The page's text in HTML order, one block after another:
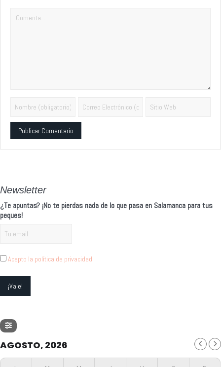
Newsletter
¿Te apuntas? ¡No te pierdas nada de lo que pasa en Salamanca para tus
peques!
Acepto la política de privacidad
AGOSTO, 2026